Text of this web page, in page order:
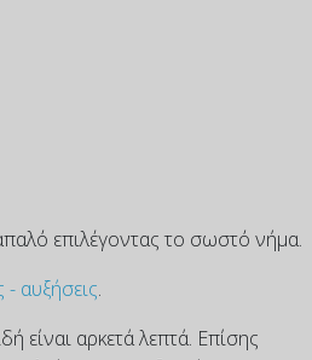
απαλό επιλέγοντας το σωστό νήμα.
- αυξήσεις.
είναι αρκετά λεπτά. Επίσης